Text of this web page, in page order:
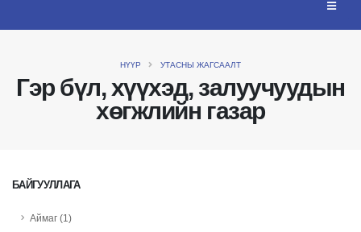
Гэр бүл, хүүхэд, залуучуудын
хөгжлийн газар
НҮҮР УТАСНЫ ЖАГСААЛТ
БАЙГУУЛЛАГА
Аймаг (1)